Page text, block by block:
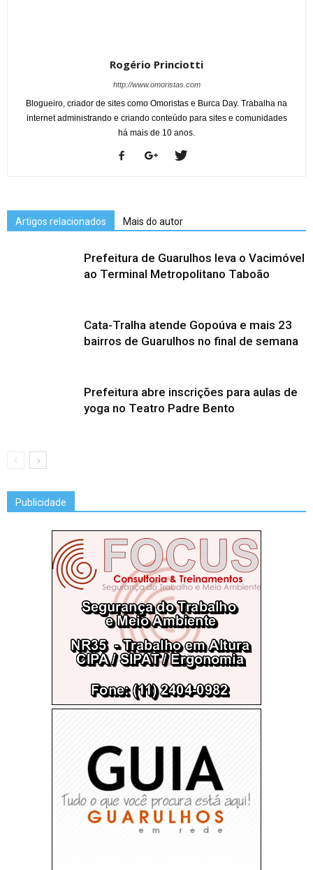
Rogério Princiotti
http://www.omoristas.com
Blogueiro, criador de sites como Omoristas e Burca Day. Trabalha na
internet administrando e criando conteúdo para sites e comunidades
há mais de 10 anos.
Artigos relacionados Mais do autor
Prefeitura de Guarulhos leva o Vacimóvel
ao Terminal Metropolitano Taboão
Cata-Tralha atende Gopoúva e mais 23
bairros de Guarulhos no final de semana
Prefeitura abre inscrições para aulas de
yoga no Teatro Padre Bento
Publicidade